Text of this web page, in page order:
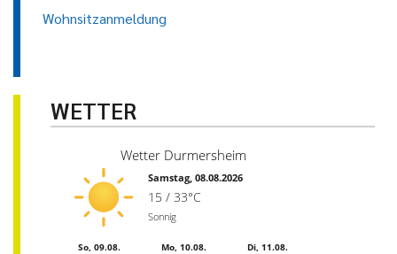
Wohnsitzanmeldung
WETTER
Wetter Durmersheim
Samstag, 08.08.2026
15 / 33°C
Sonnig
So, 09.08. Mo, 10.08. Di, 11.08.